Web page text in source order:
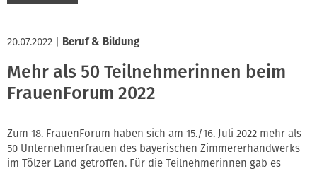
20.07.2022 Beruf & Bildung
Mehr als 50 Teilnehmerinnen beim
FrauenForum 2022
Zum 18. FrauenForum haben sich am 15./16. Juli 2022 mehr als
50 Unternehmerfrauen des bayerischen Zimmererhandwerks
im Tölzer Land getroffen. Für die Teilnehmerinnen gab es